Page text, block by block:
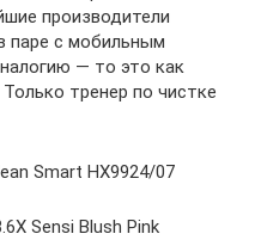
производители
паре с мобильным
— то это как
тренер по чистке
Smart HX9924/07
Sensi Blush Pink